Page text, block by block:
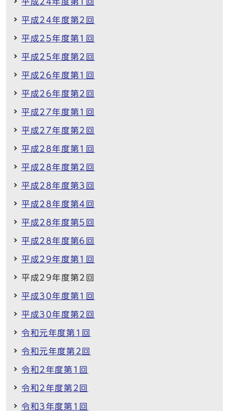
平成24年度第2回
平成25年度第1回
平成25年度第2回
平成26年度第1回
平成26年度第2回
平成27年度第1回
平成27年度第2回
平成28年度第1回
平成28年度第2回
平成28年度第3回
平成28年度第4回
平成28年度第5回
平成28年度第6回
平成29年度第1回
平成29年度第2回
平成30年度第1回
平成30年度第2回
令和元年度第1回
令和元年度第2回
令和2年度第1回
令和2年度第2回
令和3年度第1回